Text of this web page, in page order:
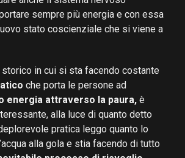
sempre più energia e con essa
stato coscienziale che si viene a
storico in cui si sta facendo costante
che porta le persone ad
energia attraverso la paura, è
alla luce di quanto detto
pratica leggo quanto lo
alla gola e stia facendo di tutto